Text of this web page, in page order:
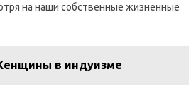
на наши собственные жизненные
в индуизме